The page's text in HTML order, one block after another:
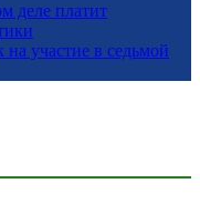
деле платит
на участие в седьмой